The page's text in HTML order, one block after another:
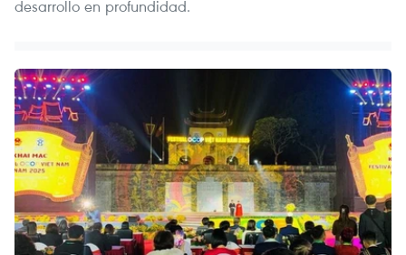
desarrollo en profundidad.